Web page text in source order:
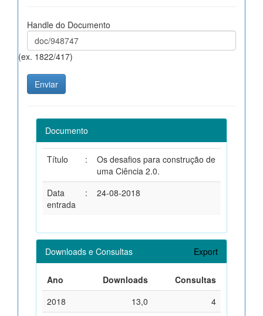
Handle do Documento
(ex. 1822/417)
Documento
Título :
Os desafios para construção de
uma Ciência 2.0.
Data
entrada
: 24-08-2018
Downloads e Consultas Export
Ano Downloads
Consultas
2018
13,0
4